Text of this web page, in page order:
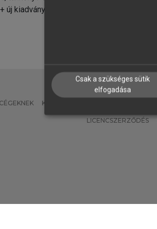
új kiadvány.
CÉGEKNEK KÖNYVTÁROSOKNAK
LICENCSZERZŐDÉS
Csak a szükséges sütik
elfogadása